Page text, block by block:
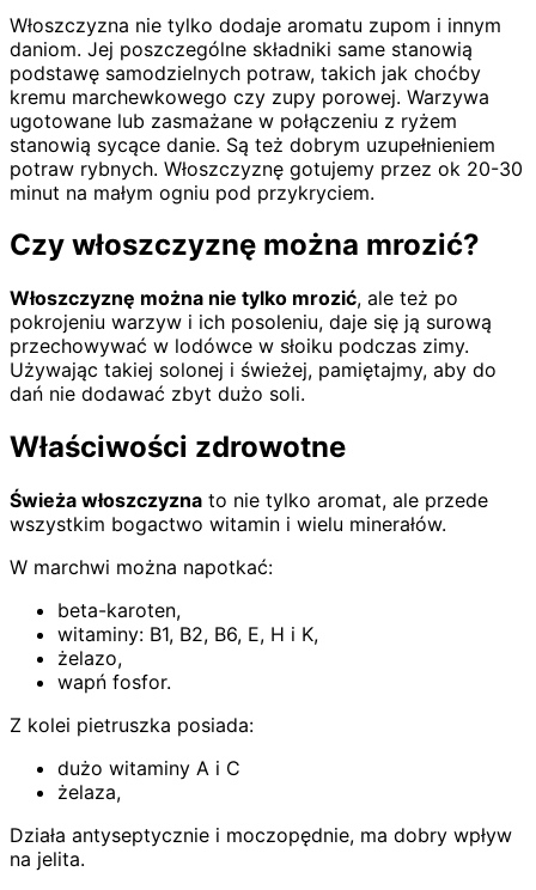
Włoszczyzna nie tylko dodaje aromatu zupom i innym
daniom. Jej poszczególne składniki same stanowią
podstawę samodzielnych potraw, takich jak choćby
kremu marchewkowego czy zupy porowej. Warzywa
ugotowane lub zasmażane w połączeniu z ryżem
stanowią sycące danie. Są też dobrym uzupełnieniem
potraw rybnych. Włoszczyznę gotujemy przez ok 20-30
minut na małym ogniu pod przykryciem.
Czy włoszczyznę można mrozić?
Włoszczyznę można nie tylko mrozić, ale też po
pokrojeniu warzyw i ich posoleniu, daje się ją surową
przechowywać w lodówce w słoiku podczas zimy.
Używając takiej solonej i świeżej, pamiętajmy, aby do
dań nie dodawać zbyt dużo soli.
Właściwości zdrowotne
Świeża włoszczyzna to nie tylko aromat, ale przede
wszystkim bogactwo witamin i wielu minerałów.
W marchwi można napotkać:
beta-karoten,
witaminy: B1, B2, B6, E, H i K,
żelazo,
wapń fosfor.
Z kolei pietruszka posiada:
dużo witaminy A i C
żelaza,
Działa antyseptycznie i moczopędnie, ma dobry wpływ
na jelita.